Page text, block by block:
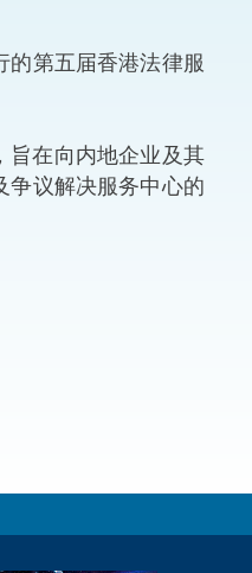
法律
维护
刑事
第五届香港法律服
在向内地企业及其
争议解决服务中心的